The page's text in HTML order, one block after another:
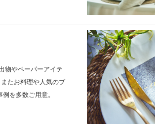
物やペーパーアイテ
たお料理や人気のブ
を多数ご用意。